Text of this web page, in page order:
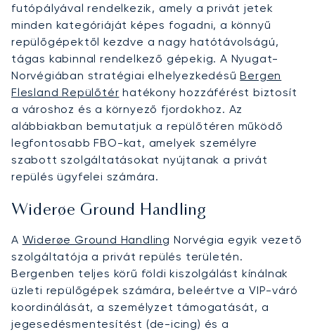
futópályával rendelkezik, amely a privát jetek
minden kategóriáját képes fogadni, a könnyű
repülőgépektől kezdve a nagy hatótávolságú,
tágas kabinnal rendelkező gépekig. A Nyugat-
Norvégiában stratégiai elhelyezkedésűBergen
Flesland Repülőtér hatékony hozzáférést biztosít
a városhoz és a környező fjordokhoz. Az
alábbiakban bemutatjuk a repülőtéren működő
legfontosabb FBO-kat, amelyek személyre
szabott szolgáltatásokat nyújtanak a privát
repülés ügyfelei számára.
Widerøe Ground Handling
A Widerøe Ground Handling Norvégia egyik vezető
szolgáltatója a privát repülés területén.
Bergenben teljes körű földi kiszolgálást kínálnak
üzleti repülőgépek számára, beleértve a VIP-váró
koordinálását, a személyzet támogatását, a
jegesedésmentesítést (de-icing) és a